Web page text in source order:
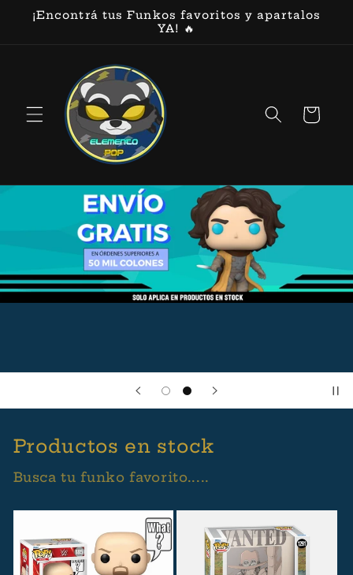
directamente
¡Encontrá tus Funkos favoritos y apartalos
YA! 🔥
Carrito
Productos en stock
Busca tu funko favorito.....